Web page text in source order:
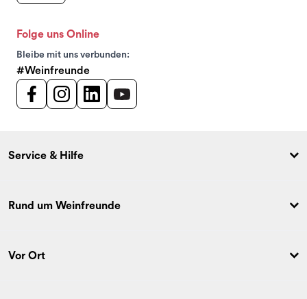
Folge uns Online
Bleibe mit uns verbunden:
#Weinfreunde
Service & Hilfe
Rund um Weinfreunde
Vor Ort